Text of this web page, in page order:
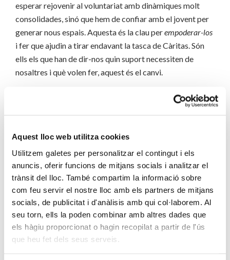
Aquest lloc web utilitza cookies
Utilitzem galetes per personalitzar el contingut i els
anuncis, oferir funcions de mitjans socials i analitzar el
trànsit del lloc. També compartim la informació sobre
com feu servir el nostre lloc amb els partners de mitjans
socials, de publicitat i d'anàlisis amb qui col·laborem. Al
seu torn, ells la poden combinar amb altres dades que
els hàgiu proporcionat o hagin recopilat a partir de l'ús
que heu fet dels seus serveis.
esperar rejovenir al voluntariat amb dinàmiques molt
consolidades, sinó que hem de confiar amb el jovent per
generar nous espais. Aquesta és la clau perempoderar-los
i fer que ajudin a tirar endavant la tasca de Càritas. Són
ells els que han de dir-nos quin suport necessiten de
nosaltres i què volen fer, aquest és el canvi.
ocasions a les parròquies que «obrin les portes
i deixin que Jesús pugui sortir». El nou Model
Evidentment. Hi ha moltes parròquies que estan actuant
en aquest sentit. Estem cridats a sortir fora, a bastir
ponts, a crear nous espais de trobada no necessàriament
dins de les parròquies, sinó també fora d’elles. L’Evangelii
Gaudiumdel Papa Francesc parla clarament del que vol
dir evangelització a la ciutat, i això es materialitza en ser
presents en les persones des de les persones i en la seva